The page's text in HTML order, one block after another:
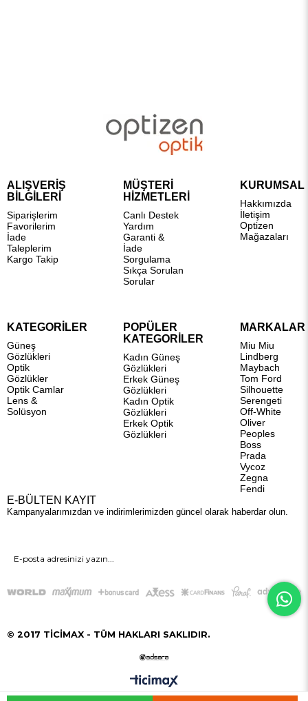
ALIŞVERİŞ
BİLGİLERİ
Siparişlerim
Favorilerim
İade
Taleplerim
Kargo Takip
MÜŞTERİ
HİZMETLERİ
Canlı Destek
Yardım
Garanti &
İade
Sorgulama
Sıkça Sorulan
Sorular
KURUMSAL
Hakkımızda
İletişim
Optizen
Mağazaları
KATEGORİLER
Güneş
Gözlükleri
Optik
Gözlükler
Optik Camlar
Lens &
Solüsyon
POPÜLER
KATEGORİLER
Kadın Güneş
Gözlükleri
Erkek Güneş
Gözlükleri
Kadın Optik
Gözlükleri
Erkek Optik
Gözlükleri
MARKALAR
Miu Miu
Lindberg
Maybach
Tom Ford
Silhouette
Serengeti
Off-White
Oliver
Peoples
Boss
Prada
Vycoz
Zegna
Fendi
E-BÜLTEN KAYIT
Kampanyalarımızdan ve indirimlerimizden güncel olarak haberdar olun.
GÖNDER
© 2017 TİCİMAX - TÜM HAKLARI SAKLIDIR.